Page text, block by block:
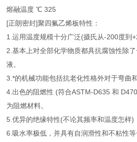
熔融温度 ℃ 325
[正朗密封]聚四氟乙烯板特性：
1.运用温度规模十分广泛(摄氏从-200度到
2.基本上对全部化学物质都具抗腐蚀性除
液。
3.*的机械功能包括抗老化性格外对于弯曲
4.出色的阻燃性 (符合ASTM-D635 和
为阻燃材料。
5.优异的绝缘特性(不论其频率和温度怎样)
6.吸水率极低，并具有自润滑性和不粘性